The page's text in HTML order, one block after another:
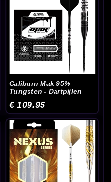
Caliburn Mak 95%
Tungsten - Dartpijlen
€ 109.95